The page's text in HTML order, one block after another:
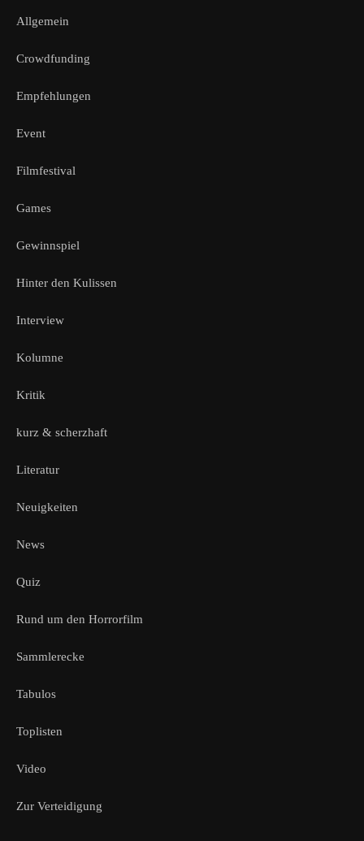
Allgemein
Crowdfunding
Empfehlungen
Event
Filmfestival
Games
Gewinnspiel
Hinter den Kulissen
Interview
Kolumne
Kritik
kurz & scherzhaft
Literatur
Neuigkeiten
News
Quiz
Rund um den Horrorfilm
Sammlerecke
Tabulos
Toplisten
Video
Zur Verteidigung